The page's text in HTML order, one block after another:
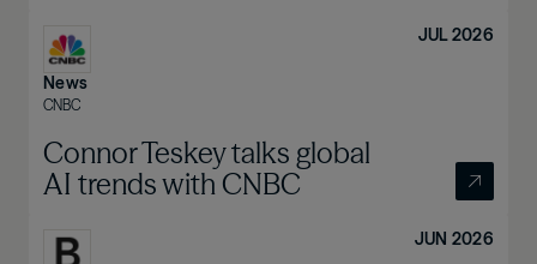
News
CNBC
JUL 2026
Connor Teskey talks global
AI trends with CNBC
JUN 2026